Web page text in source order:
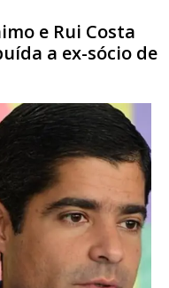
e Rui Costa
a ex-sócio de